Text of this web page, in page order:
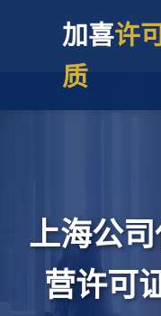
加喜许
质
上海公
营许可